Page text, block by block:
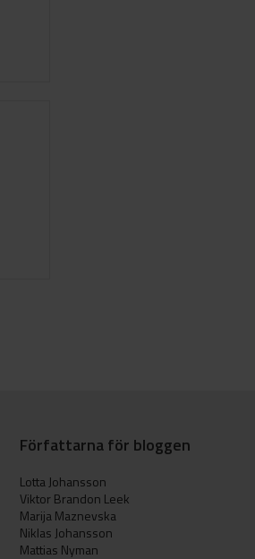
Författarna för bloggen
Lotta Johansson
Viktor Brandon Leek
Marija Maznevska
Niklas Johansson
Mattias Nyman